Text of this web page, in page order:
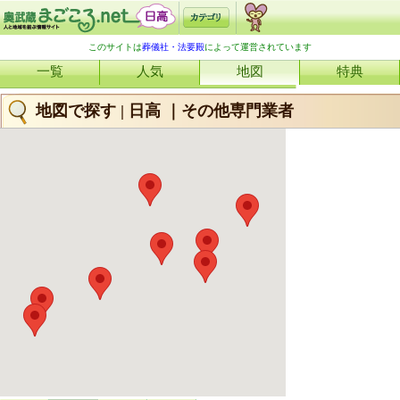
このサイトは葬儀社・法要殿によって運営されています
一覧 人気 地図 特典
地図で探す | 日高 ｜その他専門業者